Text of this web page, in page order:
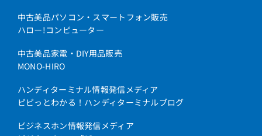
中古美品パソコン・スマートフォン販売
ハロー!コンピューター
中古美品家電・DIY用品販売
MONO-HIRO
ハンディターミナル情報発信メディア
ピピっとわかる！ハンディターミナルブログ
ビジネスホン情報発信メディア